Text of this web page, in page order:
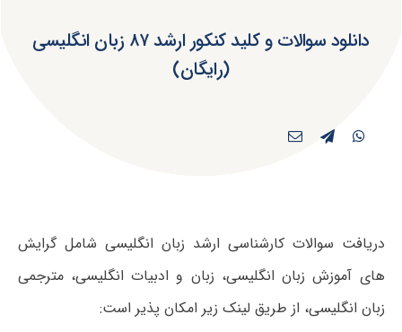
دانلود سوالات و کلید کنکور ارشد ۸۷ زبان انگلیسی
(رایگان)
دریافت سوالات کارشناسی ارشد زبان انگلیسی شامل گرایش
های آموزش زبان انگلیسی، زبان و ادبیات انگلیسی، مترجمی
زبان انگلیسی، از طریق لینک زیر امکان پذیر است: